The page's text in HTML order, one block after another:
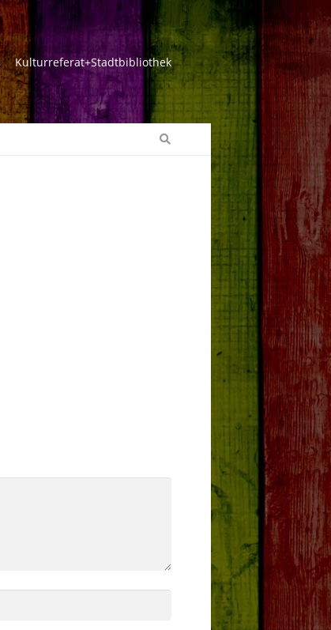
Kulturreferat+Stadtbibliothek